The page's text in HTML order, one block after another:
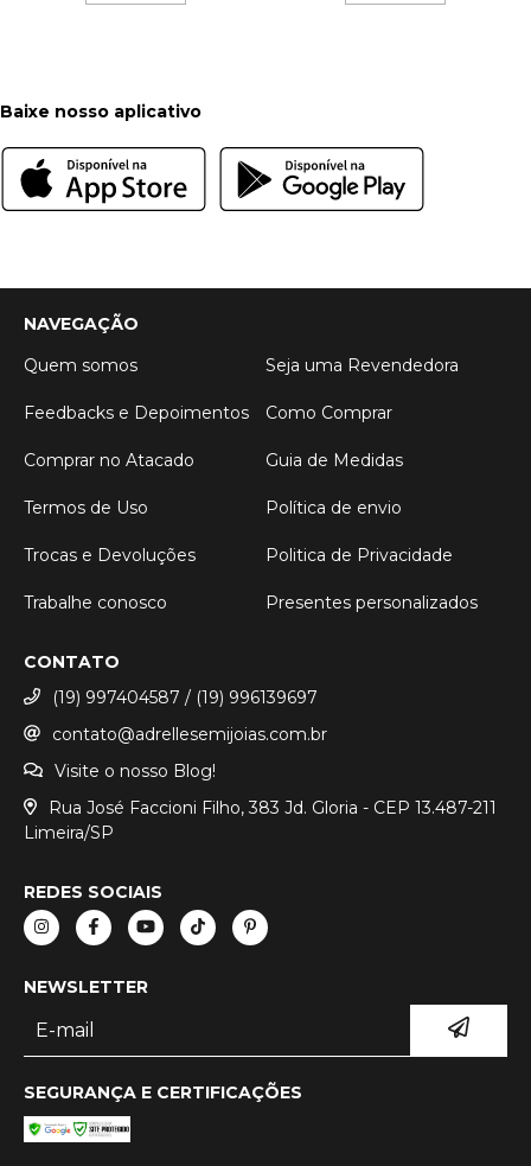
Baixe nosso aplicativo
NAVEGAÇÃO
Quem somos
Seja uma Revendedora
Feedbacks e Depoimentos Como Comprar
Comprar no Atacado Guia de Medidas
Termos de Uso Política de envio
Trocas e Devoluções Politica de Privacidade
Trabalhe conosco Presentes personalizados
CONTATO
(19) 997404587 / (19) 996139697
contato@adrellesemijoias.com.br
Visite o nosso Blog!
Rua José Faccioni Filho, 383 Jd. Gloria - CEP 13.487-211
Limeira/SP
REDES SOCIAIS
NEWSLETTER
SEGURANÇA E CERTIFICAÇÕES